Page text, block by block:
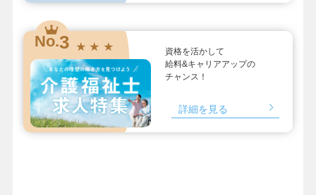
No.3 ★ ★ ★
資格を活かして
給料&キャリアアップの
チャンス！
詳細を見る